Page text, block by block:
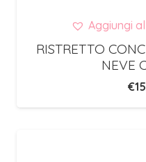
Aggiungi
RISTRETTO
NEVE
€